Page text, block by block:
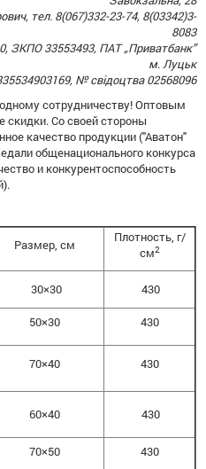
тел. 8(067)332-23-74, 8(03342)3-
8083
ЗКПО 33553493, ПАТ „Приватбанк”
м. Луцьк
№ свідоцтва 02568096
сотрудничеству!Оптовым
скидки.Со своей стороны
качество продукции ("Аватон"
общенационального конкурса
и конкурентоспособность
Размер, см
Плотность, г/
см2
30×30 430
50×30 430
70×40 430
60×40 430
70×50 430